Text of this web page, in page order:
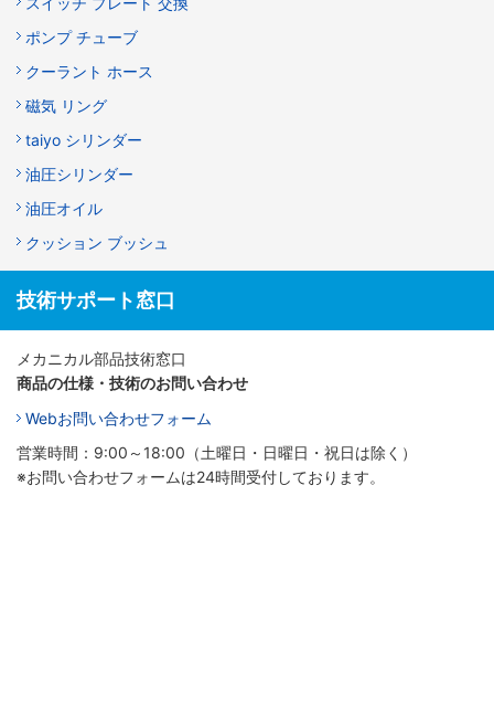
ポンプ チューブ
クーラント ホース
磁気 リング
taiyo シリンダー
油圧シリンダー
油圧オイル
クッション ブッシュ
技術サポート窓口
メカニカル部品技術窓口
商品の仕様・技術のお問い合わせ
Webお問い合わせフォーム
営業時間：9:00～18:00（土曜日・日曜日・祝日は除く）
※お問い合わせフォームは24時間受付しております。